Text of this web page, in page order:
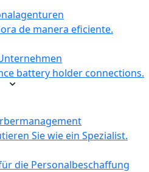
de manera eficiente.
battery holder connections.
Sie wie ein Spezialist.
die Personalbeschaffung